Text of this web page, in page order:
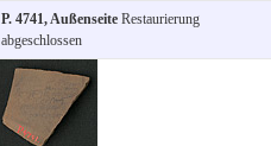
P. 4741, Außenseite Restaurierung
abgeschlossen